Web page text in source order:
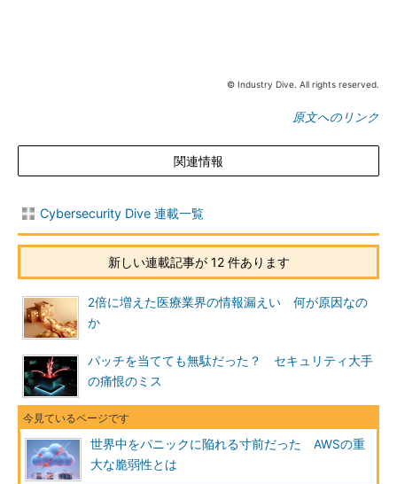
© Industry Dive. All rights reserved.
原文へのリンク
関連情報
Cybersecurity Dive 連載一覧
新しい連載記事が 12 件あります
2倍に増えた医療業界の情報漏えい 何が原因なの
か
パッチを当てても無駄だった？ セキュリティ大手
の痛恨のミス
世界中をパニックに陥れる寸前だった AWSの重
大な脆弱性とは